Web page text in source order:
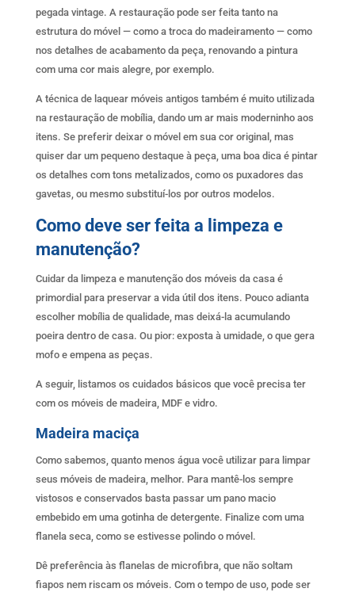
pegada vintage. A restauração pode ser feita tanto na
estrutura do móvel — como a troca do madeiramento — como
nos detalhes de acabamento da peça, renovando a pintura
com uma cor mais alegre, por exemplo.
A técnica de laquear móveis antigos também é muito utilizada
na restauração de mobília, dando um ar mais moderninho aos
itens. Se preferir deixar o móvel em sua cor original, mas
quiser dar um pequeno destaque à peça, uma boa dica é pintar
os detalhes com tons metalizados, como os puxadores das
gavetas, ou mesmo substituí-los por outros modelos.
Como deve ser feita a limpeza e
manutenção?
Cuidar da limpeza e manutenção dos móveis da casa é
primordial para preservar a vida útil dos itens. Pouco adianta
escolher mobília de qualidade, mas deixá-la acumulando
poeira dentro de casa. Ou pior: exposta à umidade, o que gera
mofo e empena as peças.
A seguir, listamos os cuidados básicos que você precisa ter
com os móveis de madeira, MDF e vidro.
Madeira maciça
Como sabemos, quanto menos água você utilizar para limpar
seus móveis de madeira, melhor. Para mantê-los sempre
vistosos e conservados basta passar um pano macio
embebido em uma gotinha de detergente. Finalize com uma
flanela seca, como se estivesse polindo o móvel.
Dê preferência às flanelas de microfibra, que não soltam
fiapos nem riscam os móveis. Com o tempo de uso, pode ser